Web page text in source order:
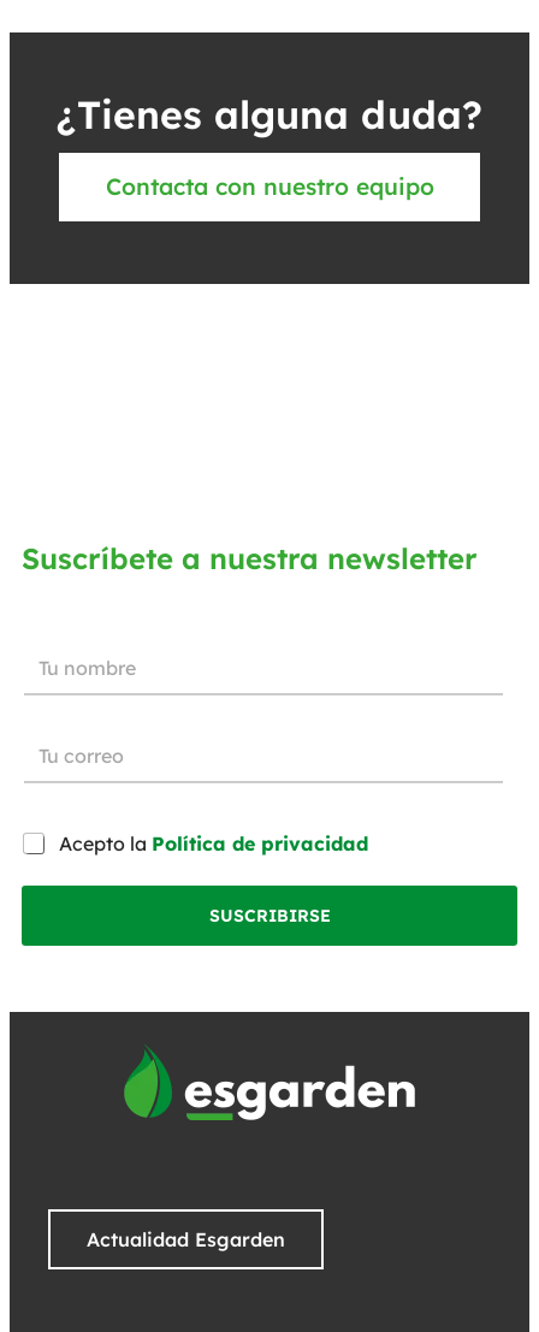
¿Tienes alguna duda?
Contacta con nuestro equipo
Suscríbete a nuestra newsletter
Acepto la Política de privacidad
SUSCRIBIRSE
Actualidad Esgarden